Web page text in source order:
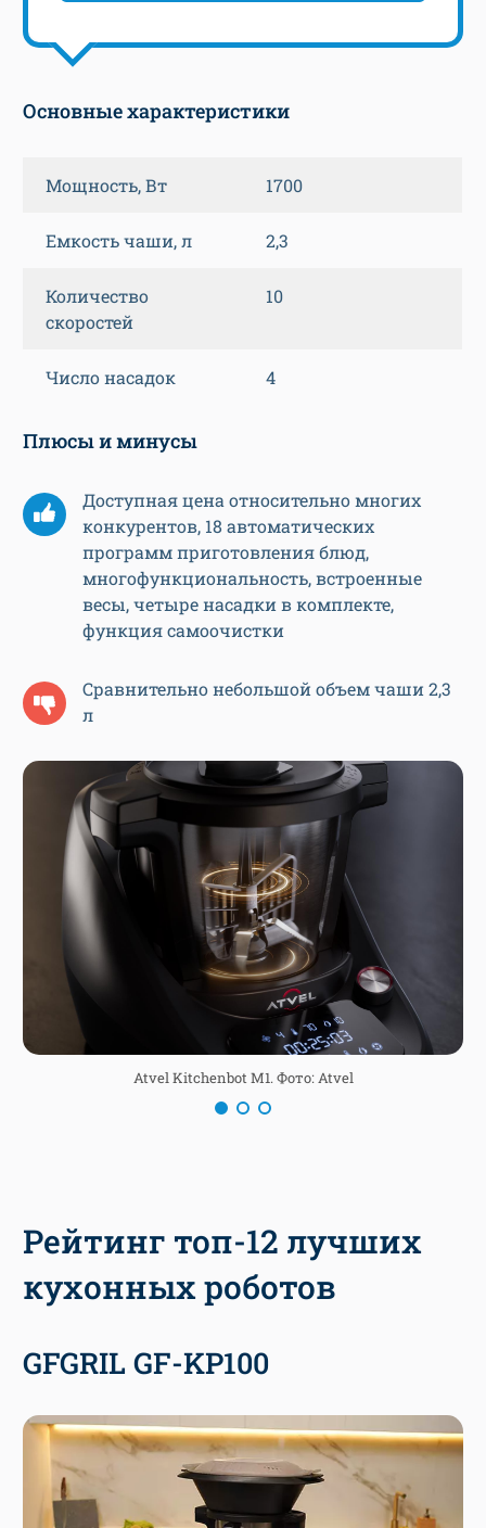
Основные характеристики
Мощность, Вт 1700
Емкость чаши, л 2,3
Количество
скоростей
10
Число насадок 4
Плюсы и минусы
Доступная цена относительно многих
конкурентов, 18 автоматических
программ приготовления блюд,
многофункциональность, встроенные
весы, четыре насадки в комплекте,
функция самоочистки
Сравнительно небольшой объем чаши 2,3
л
Atvel Kitchenbot M1. Фото: Atvel
Рейтинг топ-12 лучших
кухонных роботов
GFGRIL GF-KP100